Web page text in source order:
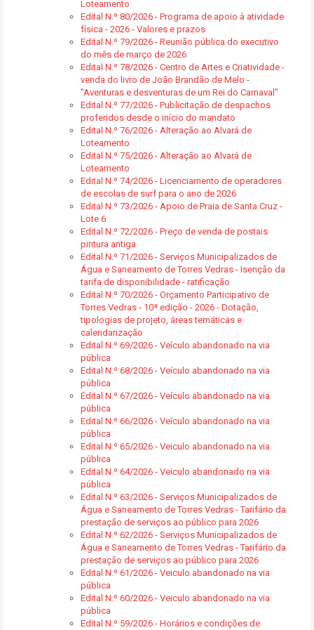
Loteamento
Edital N.º 80/2026 - Programa de apoio à atividade
física - 2026 - Valores e prazos
Edital N.º 79/2026 - Reunião pública do executivo
do mês de março de 2026
Edital N.º 78/2026 - Centro de Artes e Criatividade -
venda do livro de João Brandão de Melo -
"Aventuras e desventuras de um Rei do Carnaval"
Edital N.º 77/2026 - Publicitação de despachos
proferidos desde o início do mandato
Edital N.º 76/2026 - Alteração ao Alvará de
Loteamento
Edital N.º 75/2026 - Alteração ao Alvará de
Loteamento
Edital N.º 74/2026 - Licenciamento de operadores
de escolas de surf para o ano de 2026
Edital N.º 73/2026 - Apoio de Praia de Santa Cruz -
Lote 6
Edital N.º 72/2026 - Preço de venda de postais
pintura antiga
Edital N.º 71/2026 - Serviços Municipalizados de
Água e Saneamento de Torres Vedras - Isenção da
tarifa de disponibilidade - ratificação
Edital N.º 70/2026 - Orçamento Participativo de
Torres Vedras - 10ª edição - 2026 - Dotação,
tipologias de projeto, áreas temáticas e
calendarização
Edital N.º 69/2026 - Veículo abandonado na via
pública
Edital N.º 68/2026 - Veículo abandonado na via
pública
Edital N.º 67/2026 - Veículo abandonado na via
pública
Edital N.º 66/2026 - Veículo abandonado na via
pública
Edital N.º 65/2026 - Veiculo abandonado na via
pública
Edital N.º 64/2026 - Veiculo abandonado na via
pública
Edital N.º 63/2026 - Serviços Municipalizados de
Água e Saneamento de Torres Vedras - Tarifário da
prestação de serviços ao público para 2026
Edital N.º 62/2026 - Serviços Municipalizados de
Água e Saneamento de Torres Vedras - Tarifário da
prestação de serviços ao público para 2026
Edital N.º 61/2026 - Veiculo abandonado na via
pública
Edital N.º 60/2026 - Veiculo abandonado na via
pública
Edital N.º 59/2026 - Horários e condições de